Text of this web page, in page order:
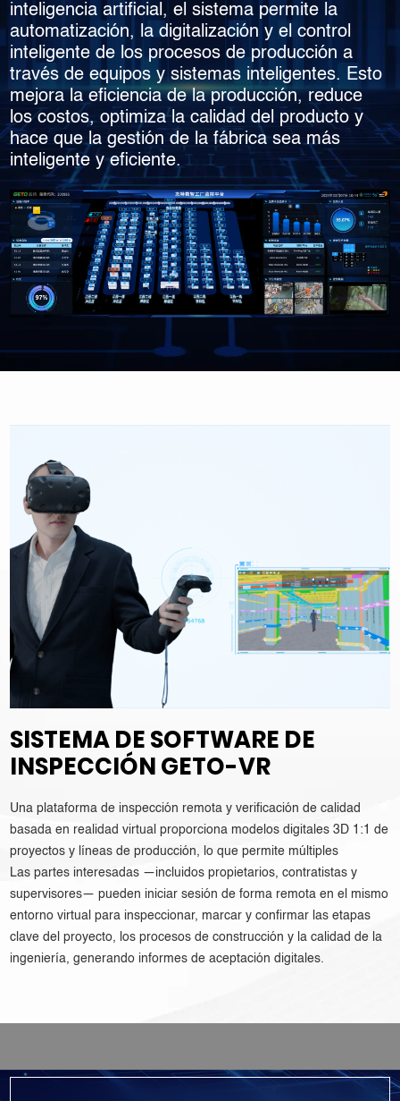
inteligencia artificial, el sistema permite la
automatización, la digitalización y el control
inteligente de los procesos de producción a
través de equipos y sistemas inteligentes. Esto
mejora la eficiencia de la producción, reduce
los costos, optimiza la calidad del producto y
hace que la gestión de la fábrica sea más
inteligente y eficiente.
SISTEMA DE SOFTWARE DE
INSPECCIÓN GETO-VR
Una plataforma de inspección remota y verificación de calidad
basada en realidad virtual proporciona modelos digitales 3D 1:1 de
proyectos y líneas de producción, lo que permite múltiples
Las partes interesadas —incluidos propietarios, contratistas y
supervisores— pueden iniciar sesión de forma remota en el mismo
entorno virtual para inspeccionar, marcar y confirmar las etapas
clave del proyecto, los procesos de construcción y la calidad de la
ingeniería, generando informes de aceptación digitales.